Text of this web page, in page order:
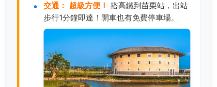
交通： 超級方便！ 搭高鐵到苗栗站，出站
步行1分鐘即達！開車也有免費停車場。